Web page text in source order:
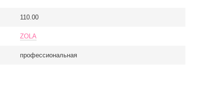
110.00
ZOLA
профессиональная